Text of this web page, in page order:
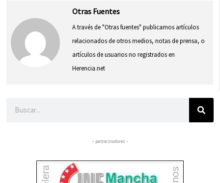
Otras Fuentes
A través de "Otras fuentes" publicamos artículos
relacionados de otros medios, notas de prensa, o
artículos de usuarios no registrados en
Herencia.net
– patrocinadores –